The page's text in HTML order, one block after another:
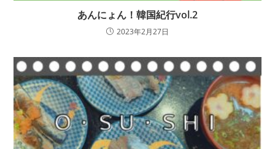
あんにょん！韓国紀行vol.2
2023年2月27日